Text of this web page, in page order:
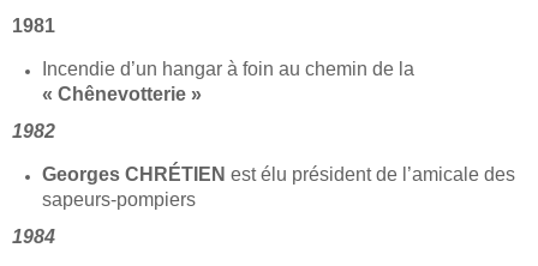
1981
Incendie d’un hangar à foin au chemin de la
« Chênevotterie »
1982
Georges CHRÉTIEN est élu président de l’amicale des
sapeurs-pompiers
1984